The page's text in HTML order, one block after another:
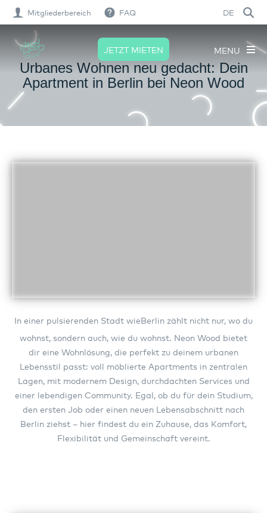
Mitgliederbereich FAQ DE
MENU
JETZT MIETEN
Urbanes Wohnen neu gedacht: Dein
Apartment in Berlin bei Neon Wood
In einer pulsierenden Stadt wieBerlin zählt nicht nur, wo du
wohnst, sondern auch, wie du wohnst. Neon Wood bietet
dir eine Wohnlösung, die perfekt zu deinem urbanen
Lebensstil passt: voll möblierte Apartments in zentralen
Lagen, mit modernem Design, durchdachten Services und
einer lebendigen Community. Egal, ob du für dein Studium,
den ersten Job oder einen neuen Lebensabschnitt nach
Berlin ziehst – hier findest du ein Zuhause, das Komfort,
Flexibilität und Gemeinschaft vereint.